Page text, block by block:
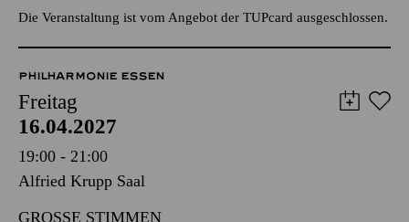
TICKETS
5,00€
Die Veranstaltung ist vom Angebot der TUPcard ausgeschlossen.
PHILHARMONIE ESSEN
Freitag
16.04.2027
19:00 - 21:00